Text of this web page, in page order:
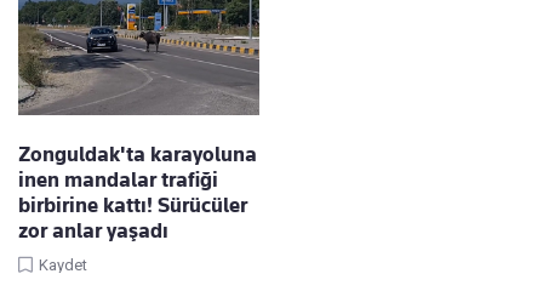
Zonguldak'ta karayoluna
inen mandalar trafiği
birbirine kattı! Sürücüler
zor anlar yaşadı
Kaydet